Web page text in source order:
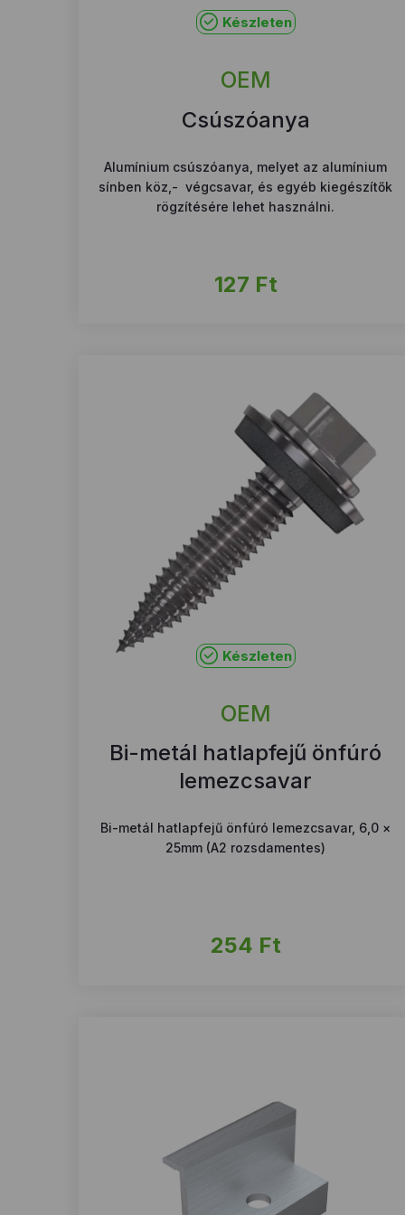
Készleten
OEM
Csúszóanya
Alumínium csúszóanya, melyet az alumínium
sínben köz,- végcsavar, és egyéb kiegészítők
rögzítésére lehet használni.
127 Ft
Készleten
OEM
Bi-metál hatlapfejű önfúró
lemezcsavar
Bi-metál hatlapfejű önfúró lemezcsavar, 6,0 ×
25mm (A2 rozsdamentes)
254 Ft